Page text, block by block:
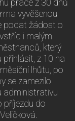
práce z 30 dnů
vyvěšenou
podat žádost o
i malým
který
přihlásit, z 10 na
lhůtu, po
se zamezilo
administrativu
příjezdu do